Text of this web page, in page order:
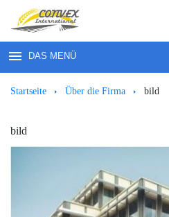
DAS MENÜ
Startseite Über die Firma bild
bild